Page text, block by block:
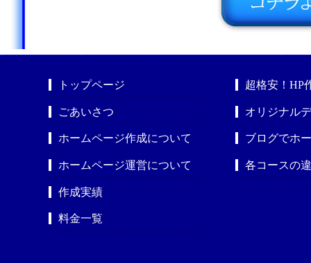
トップページ
ごあいさつ
ホームページ作成について
ホームページ運営について
作成実績
料金一覧
超格安！HP
オリジナル
ブログでホ
各コースの